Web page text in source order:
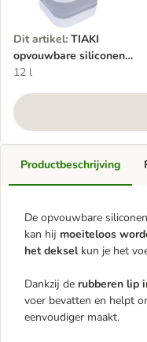
Dit artikel: TIAKI
opvouwbare siliconen
voedselcontainer
12 l
Productbeschrijving
De opvouwbare
kan hij moeiteloos
het deksel kun je het
Dankzij de rubberen lip
voer bevatten en helpt
eenvoudiger maakt.